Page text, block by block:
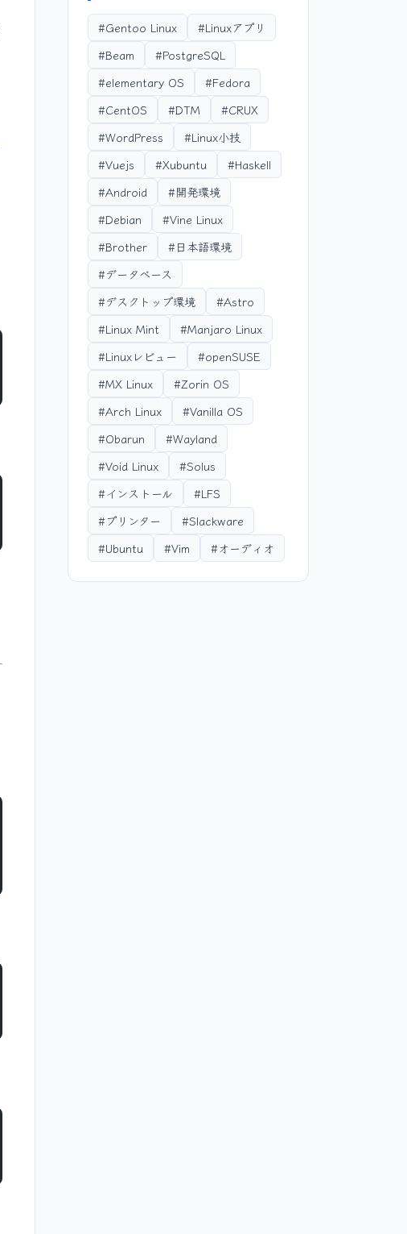
#Gentoo Linux
#Linuxアプリ
#Beam
#PostgreSQL
#elementary OS
#Fedora
#CentOS
#DTM
#CRUX
#WordPress
#Linux小技
#Vuejs
#Xubuntu
#Haskell
#Android
#開発環境
#Debian
#Vine Linux
#Brother
#日本語環境
#データベース
#デスクトップ環境
#Astro
#Linux Mint
#Manjaro Linux
#Linuxレビュー
#openSUSE
#MX Linux
#Zorin OS
#Arch Linux
#Vanilla OS
#Obarun
#Wayland
#Void Linux
#Solus
#インストール
#LFS
#プリンター
#Slackware
#Ubuntu
#Vim #オーディオ